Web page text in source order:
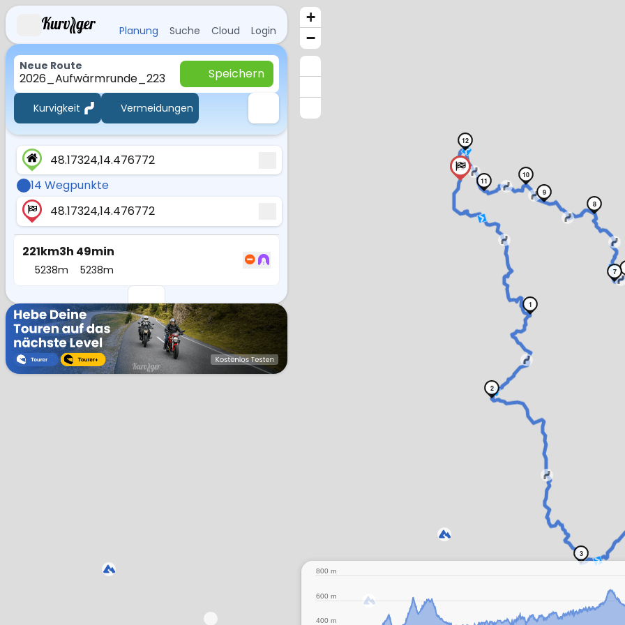
Planung Suche Cloud Login
Neue Route
2026_Aufwärmrunde_223 Speichern
Kurvigkeit Vermeidungen
48.17324,14.476772
14 Wegpunkte
48.17324,14.476772
221km3h 49min
5238m 5238m
1
2
3
7
8
9
10
11
12
+
−
400 m
600 m
800 m